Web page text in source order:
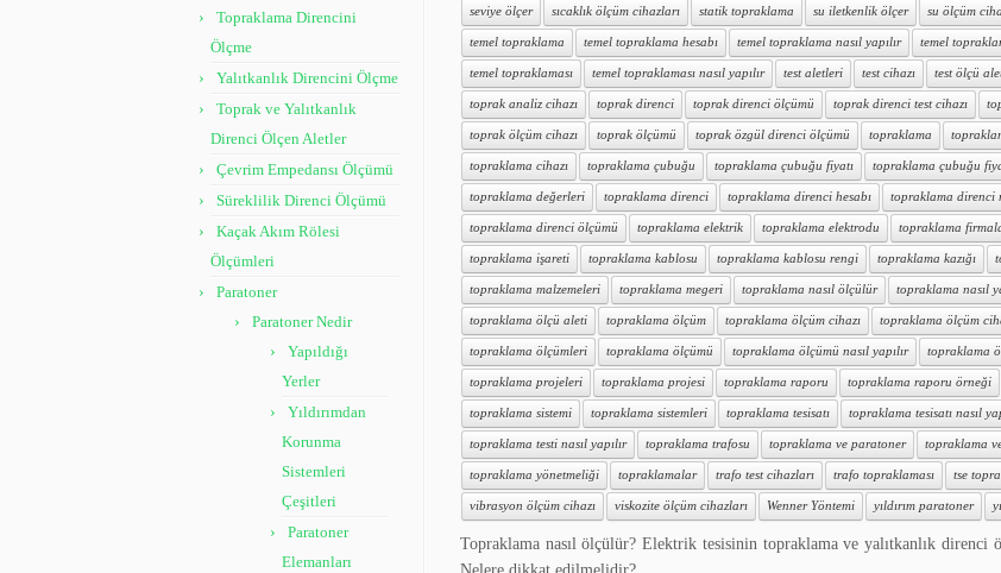
Topraklama Direncini
Ölçme
Yalıtkanlık Direncini Ölçme
Toprak ve Yalıtkanlık
Direnci Ölçen Aletler
Çevrim Empedansı Ölçümü
Süreklilik Direnci Ölçümü
Kaçak Akım Rölesi
Ölçümleri
Paratoner
Paratoner Nedir
Yapıldığı
Yerler
Yıldırımdan
Korunma
Sistemleri
Çeşitleri
Paratoner
Elemanları
seviye ölçer sıcaklık ölçüm cihazları statik topraklama su iletkenlik ölçer su ölçüm
temel topraklama temel topraklama hesabı temel topraklama nasıl yapılır temel
temel topraklaması temel topraklaması nasıl yapılır test aletleri test cihazı test ölçü
toprak analiz cihazı toprak direnci toprak direnci ölçümü toprak direnci test cihazı
toprak ölçüm cihazı toprak ölçümü toprak özgül direnci ölçümü topraklama
topraklama cihazı topraklama çubuğu topraklama çubuğu fiyatı topraklama çubuğu
topraklama değerleri topraklama direnci topraklama direnci hesabı topraklama direnci
topraklama direnci ölçümü topraklama elektrik topraklama elektrodu topraklama
topraklama işareti topraklama kablosu topraklama kablosu rengi topraklama kazığı
topraklama malzemeleri topraklama megeri topraklama nasıl ölçülür topraklama nasıl
topraklama ölçü aleti topraklama ölçüm topraklama ölçüm cihazı topraklama ölçüm
topraklama ölçümleri topraklama ölçümü topraklama ölçümü nasıl yapılır topraklama
topraklama projeleri topraklama projesi topraklama raporu topraklama raporu örneği
topraklama sistemi topraklama sistemleri topraklama tesisatı topraklama tesisatı nasıl
topraklama testi nasıl yapılır topraklama trafosu topraklama ve paratoner topraklama
topraklama yönetmeliği topraklamalar trafo test cihazları trafo topraklaması tse
vibrasyon ölçüm cihazı viskozite ölçüm cihazları Wenner Yöntemi yıldırım paratoner
Topraklama nasıl ölçülür? Elektrik tesisinin topraklama ve yalıtkanlık direnci